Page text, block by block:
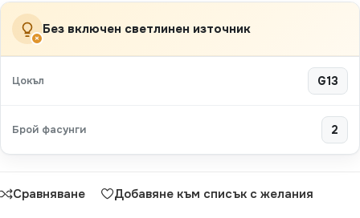
×
Без включен светлинен източник
Цокъл G13
Брой фасунги 2
Сравняване Добавяне към списък с желания